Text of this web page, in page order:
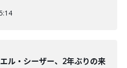
ル・シーザー、2年ぶりの来